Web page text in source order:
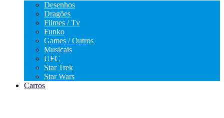
Desenhos
Dragões
Filmes / Tv
Funko
Games / Outros
Musicais
UFC
Star Trek
Star Wars
Carros